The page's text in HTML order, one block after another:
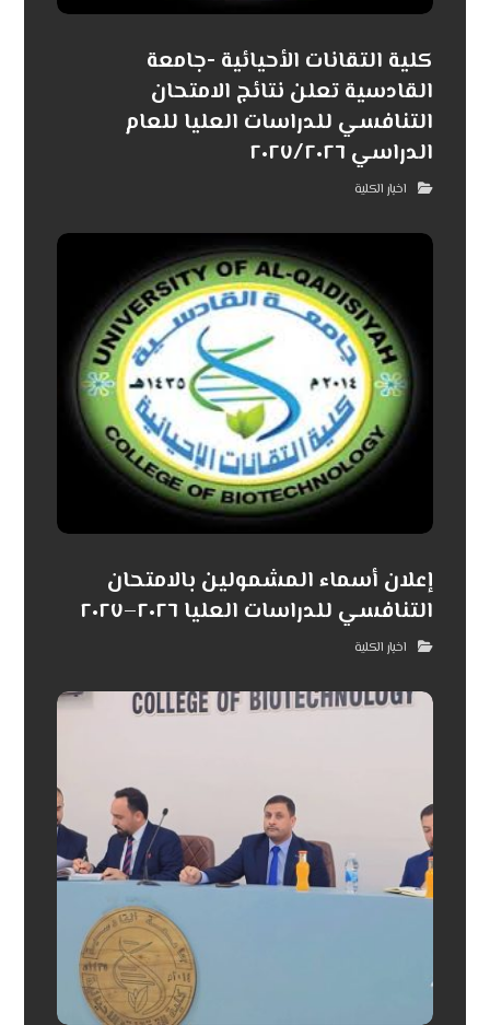
كلية التقانات الأحيائية -جامعة
القادسية تعلن نتائج الامتحان
التنافسي للدراسات العليا للعام
الدراسي ٢٠٢٧/٢٠٢٦
اخبار الكلية
إعلان أسماء المشمولين بالامتحان
التنافسي للدراسات العليا ٢٠٢٦–٢٠٢٧
اخبار الكلية